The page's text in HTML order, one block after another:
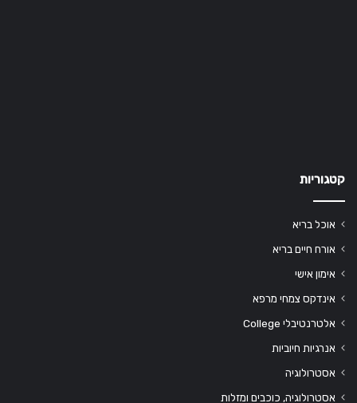
קטגוריות
אוכל בריא
אורח חיים בריא
אימון אישי
אינדקס צמחי מרפא
אלטרנטיבלי College
אנרגיות חיוביות
אסטרולוגיה
אסטרולוגיה, כוכבים ומזלות